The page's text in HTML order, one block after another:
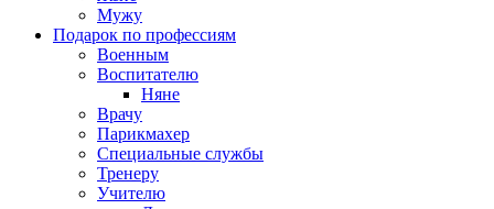
Мужу
Подарок по профессиям
Военным
Воспитателю
Няне
Врачу
Парикмахер
Специальные службы
Тренеру
Учителю